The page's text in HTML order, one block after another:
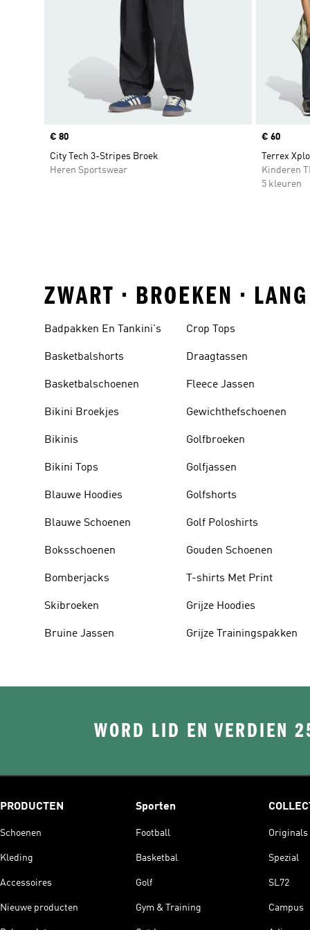
Price
€ 80
City Tech 3-Stripes Broek
Heren Sportswear
Price
€ 60
Terrex
Kinderen
5 kleuren
ZWART • BROEKEN •
Badpakken En Tankini's
Basketbalshorts
Basketbalschoenen
Bikini Broekjes
Bikinis
Bikini Tops
Blauwe Hoodies
Blauwe Schoenen
Boksschoenen
Bomberjacks
Skibroeken
Bruine Jassen
Crop Tops
Draagtassen
Fleece Jassen
Gewichthefschoenen
Golfbroeken
Golfjassen
Golfshorts
Golf Poloshirts
Gouden Schoenen
T-shirts Met Print
Grijze Hoodies
Grijze Trainingspakken
WORD LID EN VERDIEN
PRODUCTEN
Schoenen
Kleding
Accessoires
Nieuwe producten
Sporten
Football
Basketbal
Golf
Gym & Training
Originals
Spezial
SL72
Campus